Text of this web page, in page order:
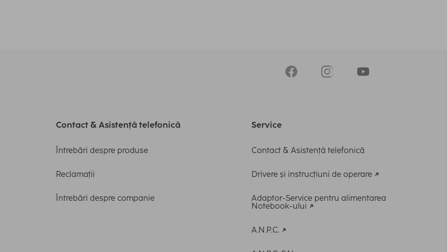
Contact & Asistență telefonică
Întrebări despre produse
Reclamații
Întrebări despre companie
Service
Contact & Asistență telefonică
Drivere și instrucțiuni de operare
Adaptor-Service pentru alimentarea
Notebook-ului
A.N.P.C.